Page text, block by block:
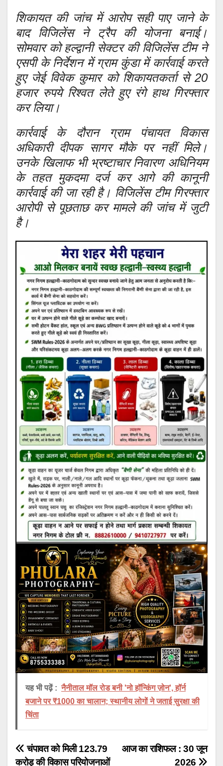
शिकायत की जांच में आरोप सही पाए जाने के
बाद विजिलेंस ने ट्रैप की योजना बनाई।
सोमवार को हल्द्वानी सेक्टर की विजिलेंस टीम ने
एसपी के निर्देशन में ग्राम कुंडा में कार्रवाई करते
हुए जेई विवेक कुमार को शिकायतकर्ता से 20
हजार रुपये रिश्वत लेते हुए रंगे हाथ गिरफ्तार
कर लिया।
कार्रवाई के दौरान ग्राम पंचायत विकास
अधिकारी दीपक सागर मौके पर नहीं मिले।
उनके खिलाफ भी भ्रष्टाचार निवारण अधिनियम
के तहत मुकदमा दर्ज कर आगे की कानूनी
कार्रवाई की जा रही है। विजिलेंस टीम गिरफ्तार
आरोपी से पूछताछ कर मामले की जांच में जुटी
है।
यह भी पढ़ें : नैनीताल मॉल रोड बनी 'नो हॉन्किंग ज़ोन', हॉर्न
बजाने पर ₹1000 का चालान; स्थानीय लोगों ने जताई सुरक्षा की
चिंता
Post
आज का राशिफल : 30 जून
2026
चंपावत को मिली 123.79
करोड़ की विकास परियोजनाओं